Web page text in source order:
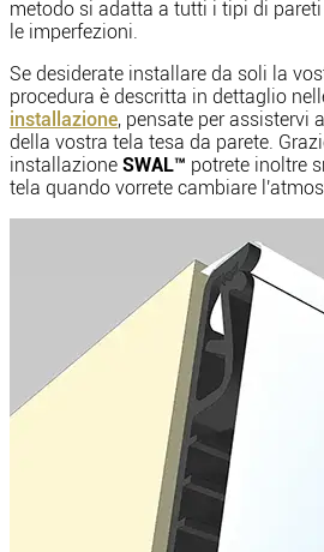
metodo si adatta a tutti i tipi di
le imperfezioni.
Se desiderate installare da soli la
procedura è descritta in dettaglio
installazione, pensate per assistervi
della vostra tela tesa da parete.
installazione SWAL™ potrete inoltre
tela quando vorrete cambiare